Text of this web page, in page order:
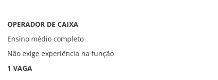
OPERADOR DE CAIXA
Ensino médio completo
Não exige experiência na função
1 VAGA